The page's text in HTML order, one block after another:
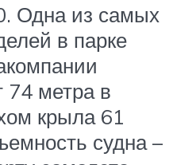
Одна из самых
в парке
74 метра в
крыла 61
судна –